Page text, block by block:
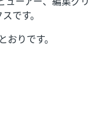
です。
りです。